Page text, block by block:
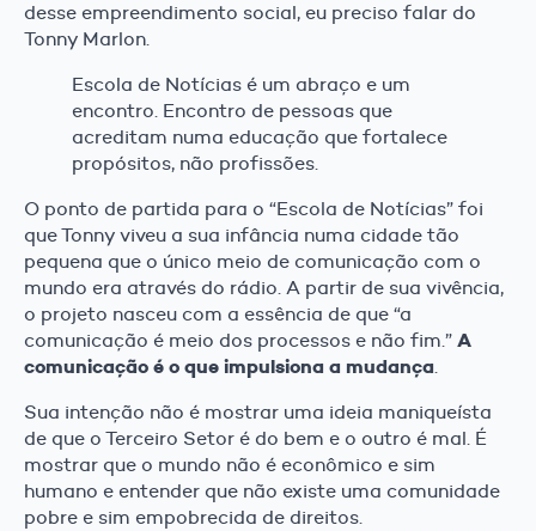
desse empreendimento social, eu preciso falar do
Tonny Marlon.
Escola de Notícias é um abraço e um
encontro. Encontro de pessoas que
acreditam numa educação que fortalece
propósitos, não profissões.
O ponto de partida para o “Escola de Notícias” foi
que Tonny viveu a sua infância numa cidade tão
pequena que o único meio de comunicação com o
mundo era através do rádio. A partir de sua vivência,
o projeto nasceu com a essência de que “a
comunicação é meio dos processos e não fim.” A
comunicação é o que impulsiona a mudança.
Sua intenção não é mostrar uma ideia maniqueísta
de que o Terceiro Setor é do bem e o outro é mal. É
mostrar que o mundo não é econômico e sim
humano e entender que não existe uma comunidade
pobre e sim empobrecida de direitos.